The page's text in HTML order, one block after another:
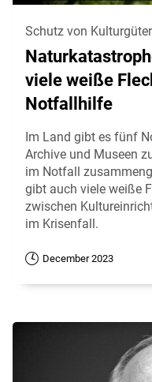
Schutz von
viele weiße
Notfallhilfe
Im Land gibt es fünf
Archive und Museen
im Notfall
gibt auch viele weiße
zwischen
im Krisenfall.
December 2023